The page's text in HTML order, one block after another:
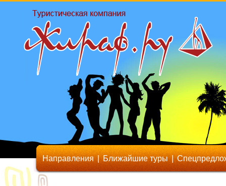
Направления | Ближайшие туры |